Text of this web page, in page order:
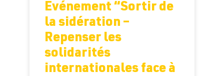
Evénement “Sortir de
la sidération –
Repenser les
solidarités
internationales face à